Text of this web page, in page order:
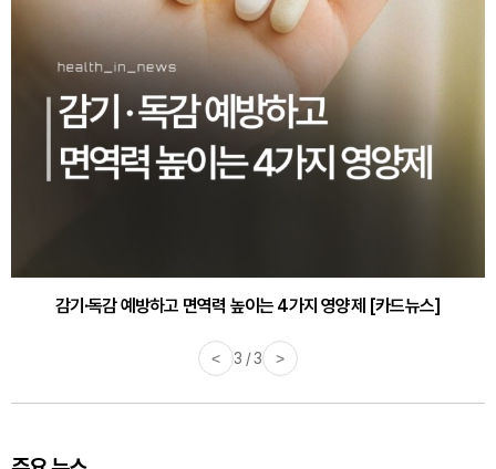
감기·독감 예방하고 면역력 높이는 4가지 영양제 [카드뉴스]
< 3 / 3 >